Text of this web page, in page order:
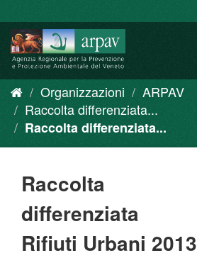
al
contenuto
Organizzazioni
ARPAV
Raccolta differenziata...
Raccolta differenziata...
Raccolta
differenziata
Rifiuti Urbani 2013